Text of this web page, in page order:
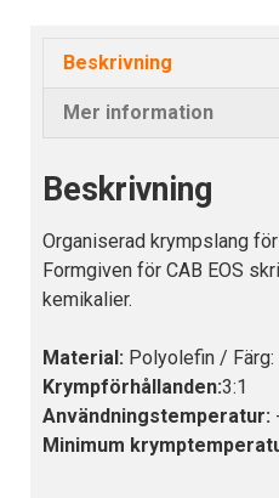
Beskrivning
Mer information
Beskrivning
Organiserad krympslang
Formgiven för CAB EOS
kemikalier.
Material: Polyolefin / Färg:
Krympförhållanden:3:1
Användningstemperatur:
Minimum